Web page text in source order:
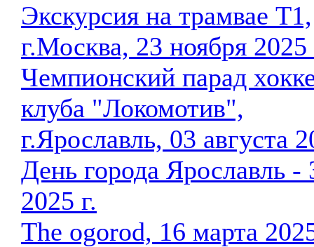
Экскурсия на трамвае Т1,
г.Москва, 23 ноября 2025
Чемпионский парад
клуба "Локомотив",
г.Ярославль, 03 августа
День города Ярославль -
2025 г.
The ogorod, 16 марта